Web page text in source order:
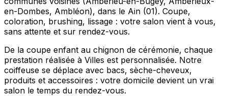
en-Dombes, Ambléon), dans le Ain (01). Coupe,
coloration, brushing, lissage : votre salon vient à vous,
sans attente et sur rendez-vous.
De la coupe enfant au chignon de cérémonie, chaque
prestation réalisée à Villes est personnalisée. Notre
coiffeuse se déplace avec bacs, sèche-cheveux,
produits et accessoires : votre domicile devient un vrai
salon le temps du rendez-vous.